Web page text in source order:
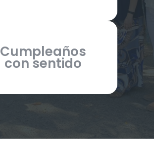
Cumpleaños
con sentido